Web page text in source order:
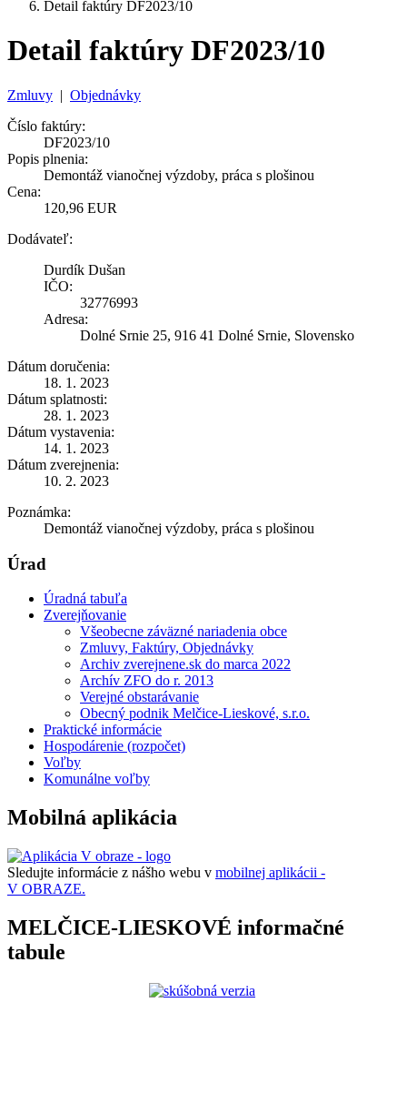
Detail faktúry DF2023/10
Detail faktúry DF2023/10
Zmluvy | Objednávky
Číslo faktúry:
DF2023/10
Popis plnenia:
Demontáž vianočnej výzdoby, práca s plošinou
Cena:
120,96 EUR
Dodávateľ:
Durdík Dušan
IČO:
32776993
Adresa:
Dolné Srnie 25, 916 41 Dolné Srnie, Slovensko
Dátum doručenia:
18. 1. 2023
Dátum splatnosti:
28. 1. 2023
Dátum vystavenia:
14. 1. 2023
Dátum zverejnenia:
10. 2. 2023
Poznámka:
Demontáž vianočnej výzdoby, práca s plošinou
Úrad
Úradná tabuľa
Zverejňovanie
Všeobecne záväzné nariadenia obce
Zmluvy, Faktúry, Objednávky
Archiv zverejnene.sk do marca 2022
Archív ZFO do r. 2013
Verejné obstarávanie
Obecný podnik Melčice-Lieskové, s.r.o.
Praktické informácie
Hospodárenie (rozpočet)
Voľby
Komunálne voľby
Mobilná aplikácia
Sledujte informácie z nášho webu v mobilnej aplikácii -
V OBRAZE.
MELČICE-LIESKOVÉ informačné
tabule